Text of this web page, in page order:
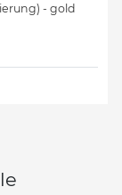
- gold